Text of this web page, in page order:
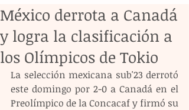
México derrota a Canadá
y logra la clasificación a
los Olímpicos de Tokio
La selección mexicana sub'23 derrotó
este domingo por 2-0 a Canadá en el
Preolímpico de la Concacaf y firmó su